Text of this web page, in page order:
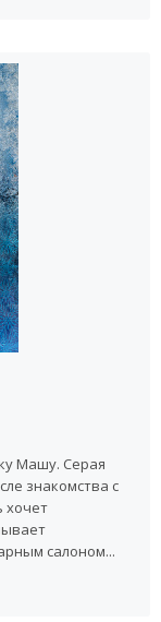
Машу. Серая
знакомства с
хочет
салоном...